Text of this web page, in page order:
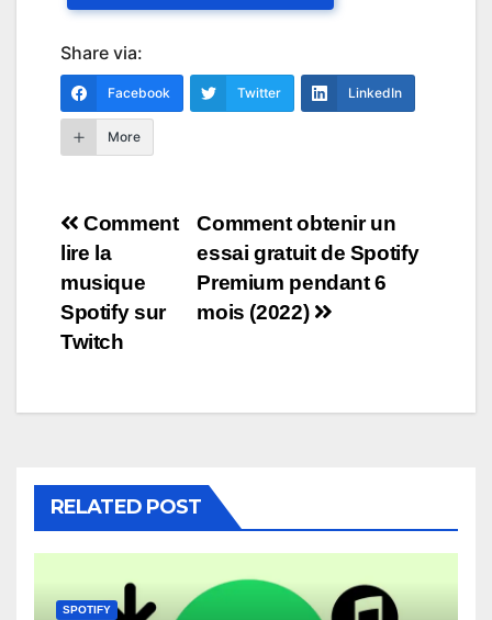
Share via:
Facebook Twitter LinkedIn
More
Navigation
de
l’article
Comment obtenir un
essai gratuit de Spotify
Premium pendant 6
mois (2022)
Comment
lire la
musique
Spotify sur
Twitch
RELATED POST
SPOTIFY